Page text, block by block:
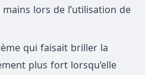
mains lors de l’utilisation de
qui faisait briller la
plus fort lorsqu’elle